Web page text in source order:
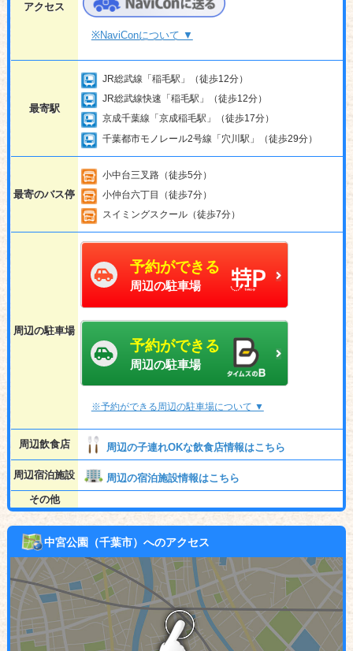
アクセス
※NaviConについて ▼
最寄駅
JR総武線「稲毛駅」（徒歩12分）
JR総武線快速「稲毛駅」（徒歩12分）
京成千葉線「京成稲毛駅」（徒歩17分）
千葉都市モノレール2号線「穴川駅」（徒歩29分）
最寄のバス停
小中台三叉路（徒歩5分）
小仲台六丁目（徒歩7分）
スイミングスクール（徒歩7分）
周辺の駐車場
予約ができる
周辺の駐車場
予約ができる
周辺の駐車場
※予約ができる周辺の駐車場について ▼
周辺飲食店 周辺の子連れOKな飲食店情報はこちら
周辺宿泊施設
周辺の宿泊施設情報はこちら
その他
中宮公園（千葉市）へのアクセス